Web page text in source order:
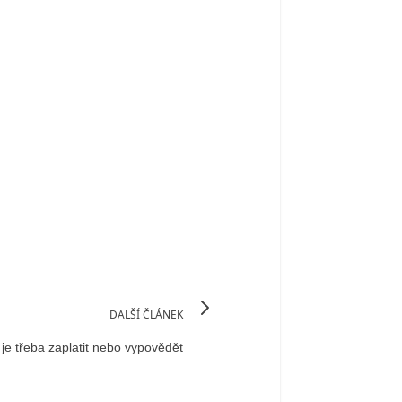
DALŠÍ ČLÁNEK
třeba zaplatit nebo vypovědět